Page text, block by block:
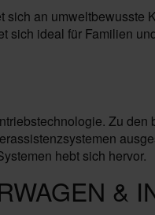
an umweltbewusste
sich ideal für Familien
Zu den
hebt sich hervor.
&